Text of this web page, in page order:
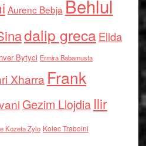
Aurenc Bebja Behlul
dalip grecaElida
Bytyci Ermira Babamusta
Xharra Frank
Gezim Llojdia Ilir
Kozeta Zylo Kolec Traboini